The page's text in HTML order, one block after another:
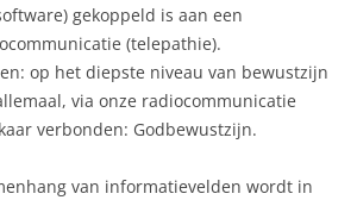
gekoppeld is aan een
(telepathie).
op het diepste niveau van bewustzijn
via onze radiocommunicatie
verbonden: Godbewustzijn.
van informatievelden wordt in